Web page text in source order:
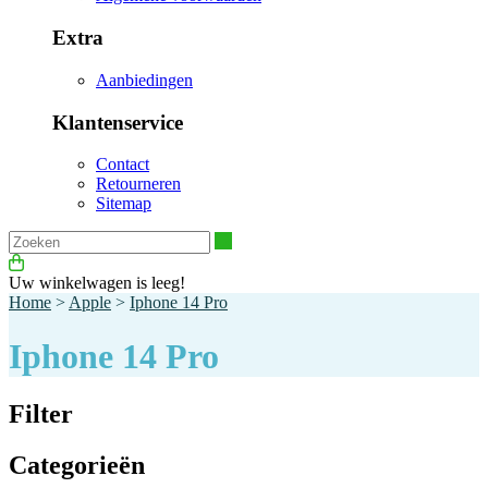
Extra
Aanbiedingen
Klantenservice
Contact
Retourneren
Sitemap
Uw winkelwagen is leeg!
Home > Apple > Iphone 14 Pro
Iphone 14 Pro
Filter
Categorieën